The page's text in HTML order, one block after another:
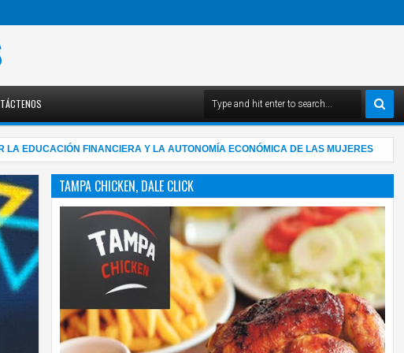
FINANCIERA Y LA AUTONOMÍA ECONÓMICA DE LAS MUJERES 4:03 AM
05 Aug
TAMPA CHICKEN, DALE CLICK